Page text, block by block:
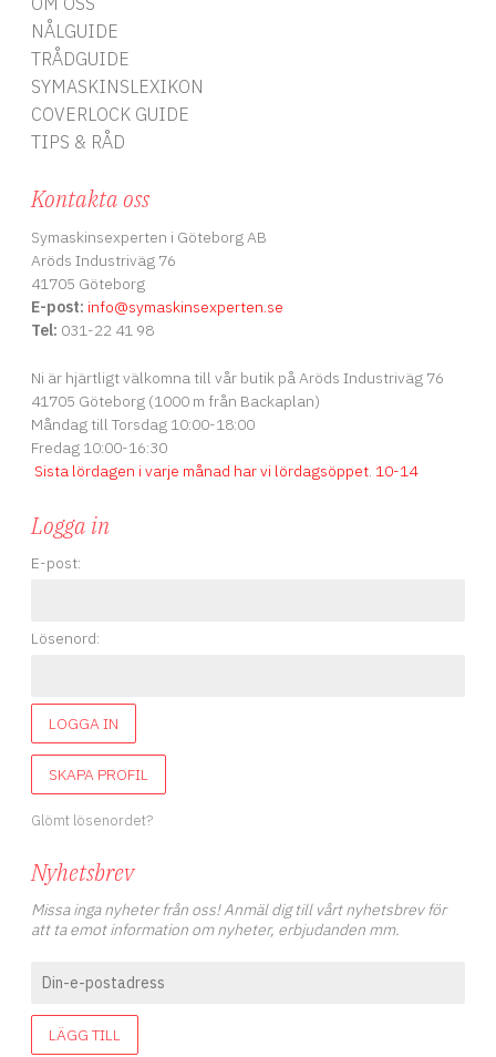
NÅLGUIDE
TRÅDGUIDE
SYMASKINSLEXIKON
COVERLOCK GUIDE
TIPS & RÅD
Kontakta oss
Symaskinsexperten i Göteborg AB
Aröds Industriväg 76
41705 Göteborg
E-post: info@symaskinsexperten.se
Tel: 031-22 41 98
Ni är hjärtligt välkomna till vår butik på Aröds Industriväg 76
41705 Göteborg (1000 m från Backaplan)
Måndag till Torsdag 10:00-18:00
Fredag 10:00-16:30
Sista lördagen i varje månad har vi lördagsöppet. 10-14
Logga in
E-post:
Lösenord:
LOGGA IN
SKAPA PROFIL
Glömt lösenordet?
Nyhetsbrev
Missa inga nyheter från oss! Anmäl dig till vårt nyhetsbrev för
att ta emot information om nyheter, erbjudanden mm.
LÄGG TILL